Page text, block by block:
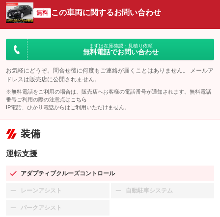
無料 この車両に関するお問い合わせ
まずは在庫確認・見積り依頼
無料電話でお問い合わせ
お気軽にどうぞ。問合せ後に何度もご連絡が届くことはありません。 メールア
ドレスは販売店に公開されません。
※無料電話をご利用の場合は、販売店へお客様の電話番号が通知されます。無料電話
番号ご利用の際の注意点は こちら
IP電話、ひかり電話からはご利用いただけません。
装備
運転支援
アダプティブクルーズコントロール
：装備あり
レーンアシスト
：装備なし 自動駐車システム
：装備なし
パークアシスト
：装備なし